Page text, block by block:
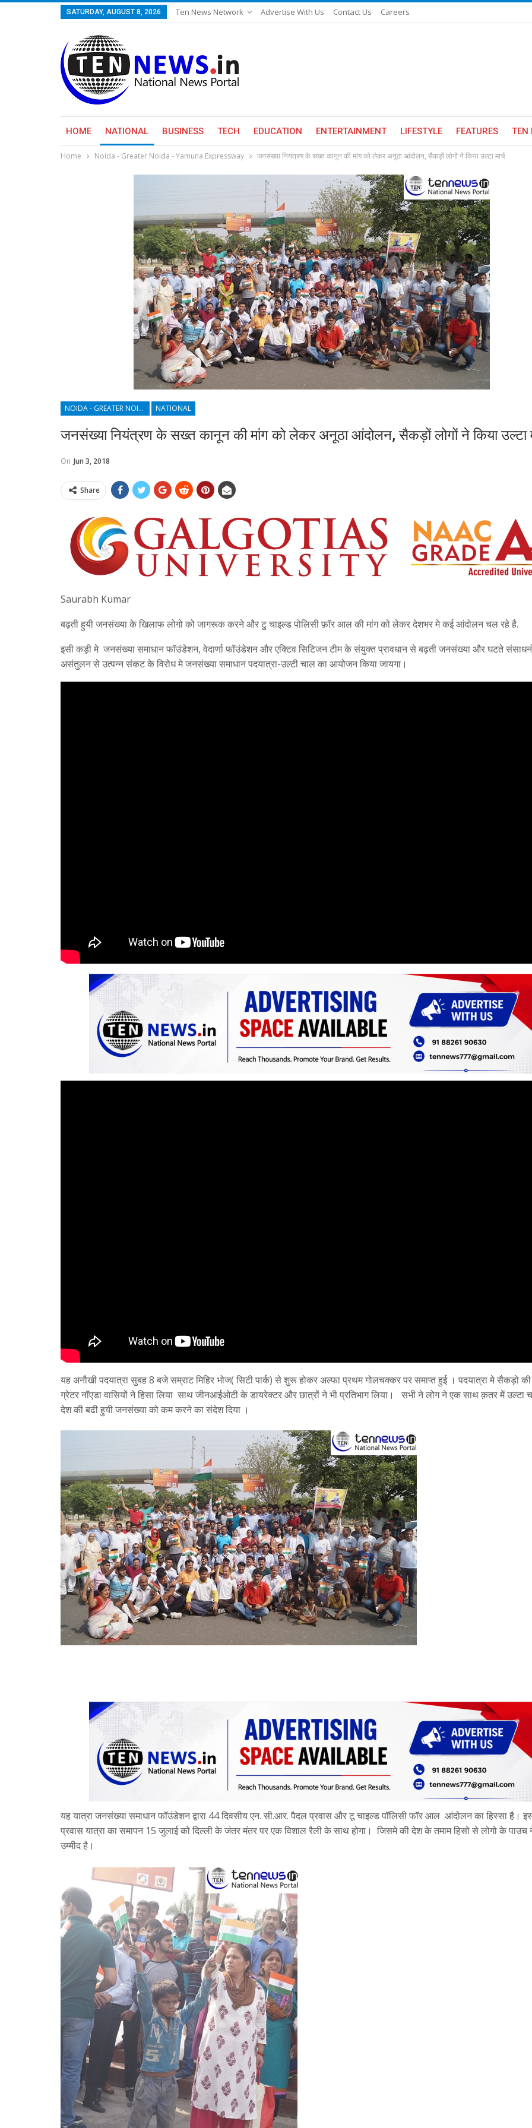
SATURDAY, AUGUST 8, 2026 Ten News Network Advertise With Us Contact Us Careers
HOME NATIONAL BUSINESS TECH EDUCATION ENTERTAINMENT LIFESTYLE FEATURES TEN
Home Noida - Greater Noida - Yamuna Expressway जनसंख्या नियंत्रण के सख्त कानून की मांग को लेकर अनूठा आंदोलन, सैकड़ों लोगों ने किया उल्टा मार्च
NOIDA - GREATER NOIDA - YAMUNA EXPRESSWAY NATIONAL
जनसंख्या नियंत्रण के सख्त कानून की मांग को लेकर अनूठा आंदोलन, सैकड़ों लोगों ने किया उल्टा
On Jun 3, 2018
Share
Saurabh Kumar
बढ़ती हुयी जनसंख्या के खिलाफ लोगो को जागरूक करने और टु चाइल्ड पोलिसी फ़ॉर आल की मांग को लेकर देशभर मे कई आंदोलन चल रहे है.
इसी कड़ी मे जनसंख्या समाधान फॉउंडेशन, वेदार्णा फॉउंडेशन और एक्टिव सिटिजन टीम के संयुक्त प्रावधान से बढ़ती जनसंख्या और घटते
असंतुलन से उत्पन्न संकट के विरोध मे जनसंख्या समाधान पदयात्रा-उल्टी चाल का आयोजन किया जायगा।
यह अनौखी पदयात्रा सुबह 8 बजे सम्राट मिहिर भोज( सिटी पार्क) से शुरू होकर अल्फा प्रथम गोलचक्कर पर समाप्त हुई । पदयात्रा मे सैकड़ो
ग्रेटर नॉएडा वासियों ने हिसा लिया साथ जीनआईओटी के डायरेक्टर और छात्रों ने भी प्रतिभाग लिया। सभी ने लोग ने एक साथ क़तर में उल्टा
देश की बढी हुयी जनसंख्या को कम करने का संदेश दिया ।
यह यात्रा जनसंख्या समाधान फॉउंडेशन द्वारा 44 दिवसीय एन. सी.आर. पैदल प्रवास और टू चाइल्ड पॉलिसी फॉर आल आंदोलन का हिस्सा है।
प्रवास यात्रा का समापन 15 जुलाई को दिल्ली के जंतर मंतर पर एक विशाल रैली के साथ होगा। जिसमे की देश के तमाम हिसो से लोगो के पाउच
उम्मीद है।